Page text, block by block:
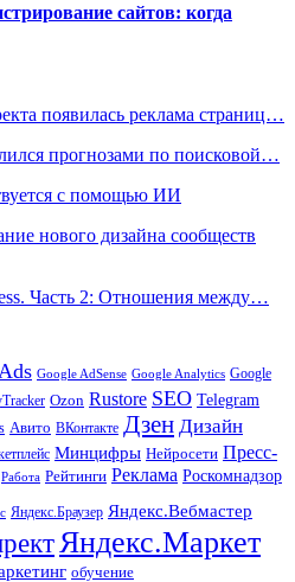
сайтов: когда
появилась реклама страниц…
прогнозами по поисковой…
с помощью ИИ
нового дизайна сообществ
Часть 2: Отношения между…
Google AdSense Google Analytics Google
Ozon Rustore SEO Telegram
Авито ВКонтакте Дзен Дизайн
Минцифры Нейросети Пресс-
Работа Рейтинги Реклама Роскомнадзор
Яндекс.Браузер Яндекс.Вебмастер
Яндекс.Маркет
обучение